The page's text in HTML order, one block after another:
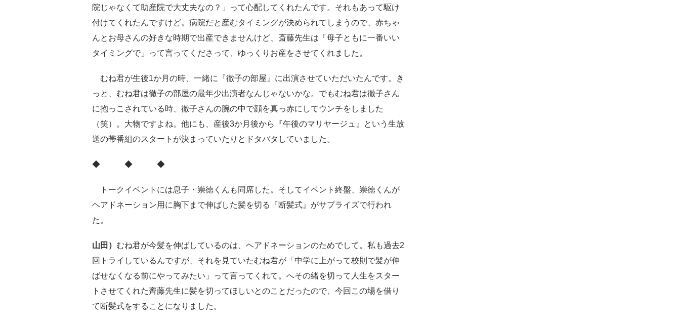
院じゃなくて助産院で大丈夫なの？」って心配してくれたんです。それもあって駆け
付けてくれたんですけど。病院だと産むタイミングが決められてしまうので、赤ちゃ
んとお母さんの好きな時期で出産できませんけど、斎藤先生は「母子ともに一番いい
タイミングで」って言ってくださって、ゆっくりお産をさせてくれました。
むね君が生後1か月の時、一緒に『徹子の部屋』に出演させていただいたんです。き
っと、むね君は徹子の部屋の最年少出演者なんじゃないかな。でもむね君は徹子さん
に抱っこされている時、徹子さんの腕の中で顔を真っ赤にしてウンチをしました
（笑）。大物ですよね。他にも、産後3か月後から『午後のマリヤージュ』という生放
送の帯番組のスタートが決まっていたりとドタバタしていました。
◆ ◆ ◆
トークイベントには息子・崇徳くんも同席した。そしてイベント終盤、崇徳くんが
ヘアドネーション用に胸下まで伸ばした髪を切る『断髪式』がサプライズで行われ
た。
山田） むね君が今髪を伸ばしているのは、ヘアドネーションのためでして。私も過去2
回トライしているんですが、それを見ていたむね君が「中学に上がって校則で髪が伸
ばせなくなる前にやってみたい」って言ってくれて。へその緒を切って人生をスター
トさせてくれた齊藤先生に髪を切ってほしいとのことだったので、今回この場を借り
て断髪式をすることになりました。